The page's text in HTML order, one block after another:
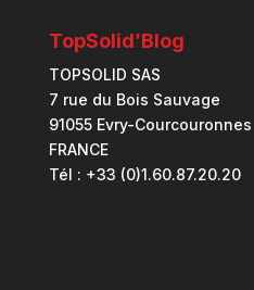
TopSolid’Blog
TOPSOLID SAS
7 rue du Bois Sauvage
91055 Evry-Courcouronnes
FRANCE
Tél : +33 (0)1.60.87.20.20